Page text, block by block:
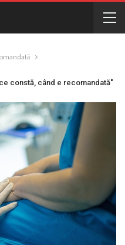
constă, când e recomandată"